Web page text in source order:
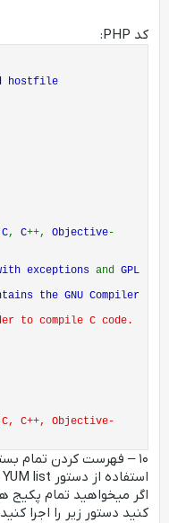
cross-
Windows cross
کد PHP:
hostfile
C, C++, Objective-
exceptions and GPL
the GNU Compiler
to compile C code.
C++, Objective-
exceptions and GPL
the GNU Compiler
to compile C code.
۱۰ – فهرست کردن تمام
استفاده از دستور YUM list :
کنید دستور زیر را اجرا